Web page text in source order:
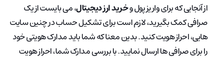
از آنجایی که برای واریز پول وخرید ارز دیجیتال، می بایست از یک
صرافی کمک بگیرید، لازم است برای تشکیل حساب در چنین سایت
هایی، احراز هویت کنید. بدین معنا که شما باید مدارک هویتی خود
را برای صرافی ها ارسال نمایید. با بررسی مدارک شما، احراز هویت